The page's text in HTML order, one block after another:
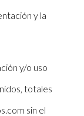
y la
y/o uso
totales
sin el